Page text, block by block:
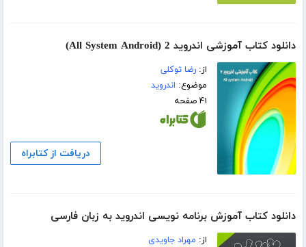
دانلود کتاب آموزشی اندروید 2 (All System Android)
از:رضا توکلی
موضوع: اندروید
۴۱ صفحه
دریافت از کتابراه
دانلود کتاب آموزش برنامه نویسی اندروید به زبان فارسی
از: مهراد جاویدی